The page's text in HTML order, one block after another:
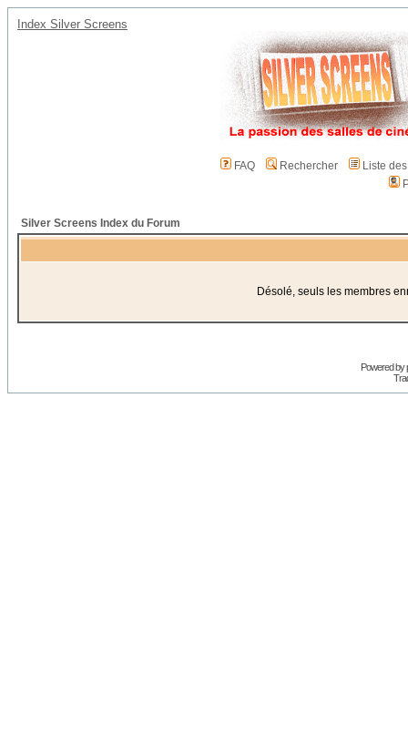
Index Silver Screens
FAQ Rechercher
Liste
Silver Screens Index du Forum
Désolé, seuls les membres
Powered by